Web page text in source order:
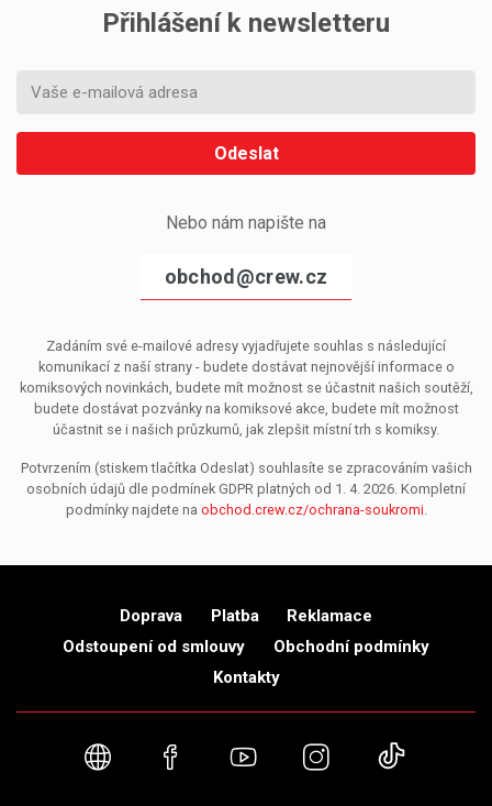
Přihlášení k newsletteru
Odeslat
Nebo nám napište na
obchod@crew.cz
Zadáním své e-mailové adresy vyjadřujete souhlas s následující
komunikací z naší strany - budete dostávat nejnovější informace o
komiksových novinkách, budete mít možnost se účastnit našich soutěží,
budete dostávat pozvánky na komiksové akce, budete mít možnost
účastnit se i našich průzkumů, jak zlepšit místní trh s komiksy.
Potvrzením (stiskem tlačítka Odeslat) souhlasíte se zpracováním vašich
osobních údajů dle podmínek GDPR platných od 1. 4. 2026. Kompletní
podmínky najdete na obchod.crew.cz/ochrana-soukromi.
Doprava Platba
Reklamace
Odstoupení od smlouvy
Obchodní podmínky
Kontakty
Webové stránky
FacebookYouTubeInstagram